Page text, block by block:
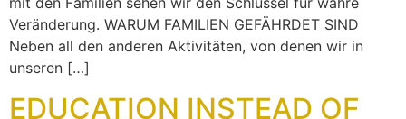
Veränderung. WARUM FAMILIEN GEFÄHRDET SIND
Neben all den anderen Aktivitäten, von denen wir in
unseren […]
EDUCATION INSTEAD OF